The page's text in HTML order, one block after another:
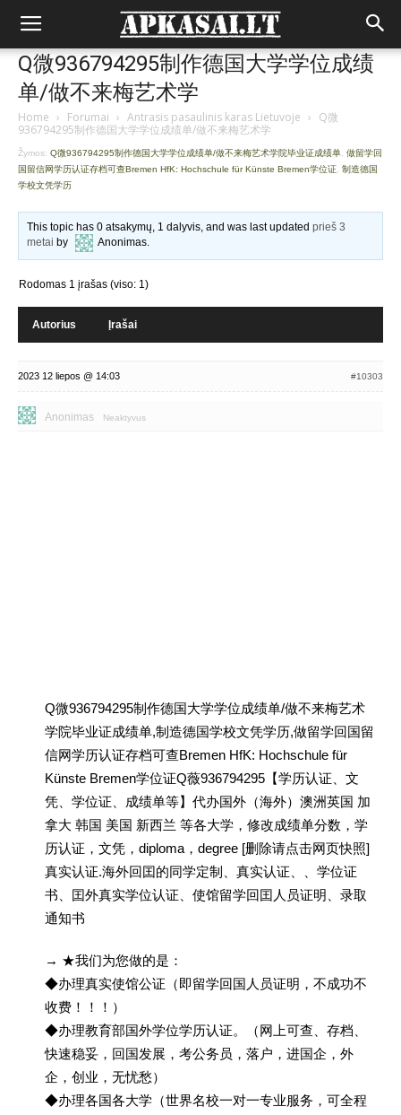
Q微936794295制作德国大学学位成绩
单/做不来梅艺术学
Home › Forumai › Antrasis pasaulinis karas Lietuvoje › Q微
936794295制作德国大学学位成绩单/做不来梅艺术学
Žymos: Q微936794295制作德国大学学位成绩单/做不来梅艺术学院毕业证成绩单 做留学回
国留信网学历认证存档可查Bremen HfK: Hochschule für Künste Bremen学位证 制造德国
学校文凭学历
This topic has 0 atsakymų, 1 dalyvis, and was last updatedprieš 3
metai by Anonimas.
Rodomas 1 įrašas (viso: 1)
Autorius Įrašai
2023 12 liepos @ 14:03 #10303
Anonimas Neaktyvus
Q微936794295制作德国大学学位成绩单/做不来梅艺术
学院毕业证成绩单,制造德国学校文凭学历,做留学回国留
信网学历认证存档可查Bremen HfK: Hochschule für
Künste Bremen学位证Q薇936794295【学历认证、文
凭、学位证、成绩单等】代办国外（海外）澳洲英国 加
拿大 韩国 美国 新西兰 等各大学，修改成绩单分数，学
历认证，文凭，diploma，degree [删除请点击网页快照]
真实认证.海外回囯的同学定制、真实认证、、学位证
书、囯外真实学位认证、使馆留学回囯人员证明、录取
通知书
→ ★我们为您做的是：
◆办理真实使馆公证（即留学回国人员证明，不成功不
收费！！！）
◆办理教育部国外学位学历认证。（网上可查、存档、
快速稳妥，回国发展，考公务员，落户，进国企，外
企，创业，无忧愁）
◆办理各国各大学（世界名校一对一专业服务，可全程